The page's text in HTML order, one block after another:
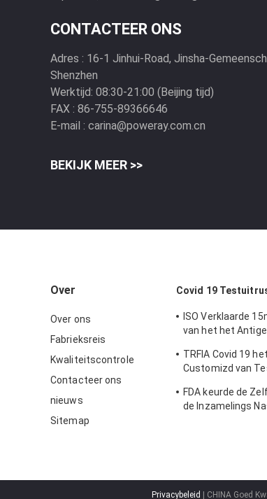
CONTACTEER ONS
Adres : 16-1 Jinhui-Road, Jinsha-
Shenzhen
Werktijd: 08:30-21:00 (Beijing tijd)
FAX : 86-755-89366646
E-mail : carina@poweray.com.cn
BEKIJK MEER >>
Over
Over ons
Fabrieksreis
Kwaliteitscontrole
Contacteer ons
nieuws
Sitemap
Covid 19
ISO Verklaarde
van het het
Sensitivity
TRFIA Covid 19
Customizd van
FDA keurde de
de Inzamelings
Privacybeleid | CHINA Goed